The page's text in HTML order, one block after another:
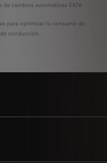
de cambios automáticas EAT6
8
Automatic Transmission 8
para optimizar tu consumo de
conducción.